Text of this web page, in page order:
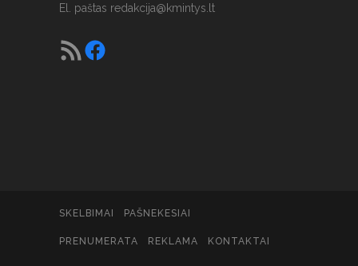
El. paštas redakcija@kmintys.lt
SKELBIMAI PAŠNEKESIAI
PRENUMERATA REKLAMA KONTAKTAI